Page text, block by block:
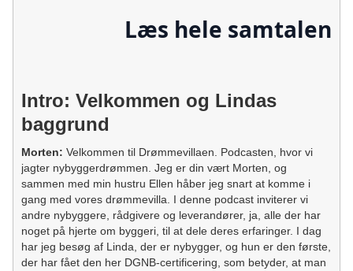
Læs hele samtalen
Intro: Velkommen og Lindas
baggrund
Morten: Velkommen til Drømmevillaen. Podcasten, hvor vi
jagter nybyggerdrømmen. Jeg er din vært Morten, og
sammen med min hustru Ellen håber jeg snart at komme i
gang med vores drømmevilla. I denne podcast inviterer vi
andre nybyggere, rådgivere og leverandører, ja, alle der har
noget på hjerte om byggeri, til at dele deres erfaringer. I dag
har jeg besøg af Linda, der er nybygger, og hun er den første,
der har fået den her DGNB-certificering, som betyder, at man